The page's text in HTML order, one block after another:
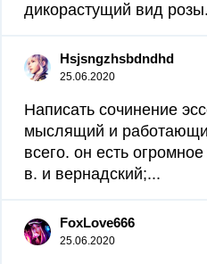
дикорастущий вид
Hsjsngzhsbdndhd
25.06.2020
Написать сочинение
мыслящий и
всего. он есть
в. и вернадский;...
FoxLove666
25.06.2020